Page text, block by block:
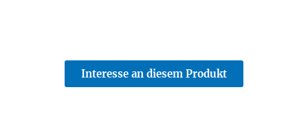
Interesse an diesem Produkt